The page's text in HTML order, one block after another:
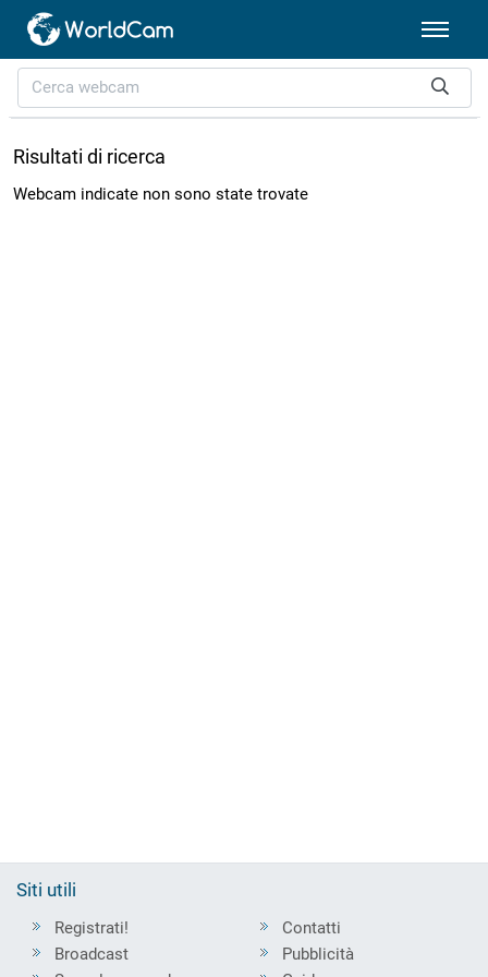
Risultati di ricerca
Webcam indicate non sono state trovate
Siti utili
Registrati!
Broadcast
Contatti
Pubblicità